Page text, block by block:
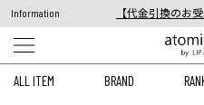
Information
【代金引換のお
税込11,000円以上
ALL ITEM BRAND